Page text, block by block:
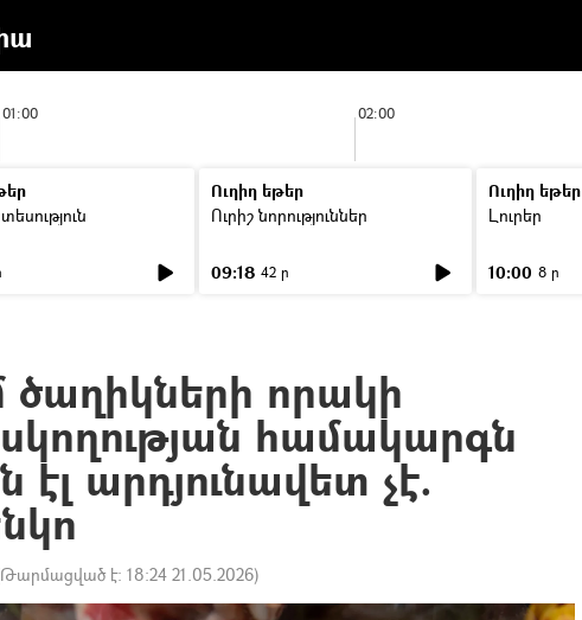
01:00 02:00
Ուղիղ եթեր
Ուրիշ նորություններ
09:18 42 ր
Ուղիղ եթեր
Լուրեր
10:00 8 ր
ծաղիկների որակի
համակարգն
էլ արդյունավետ չէ.
է: 18:24 21.05.2026)